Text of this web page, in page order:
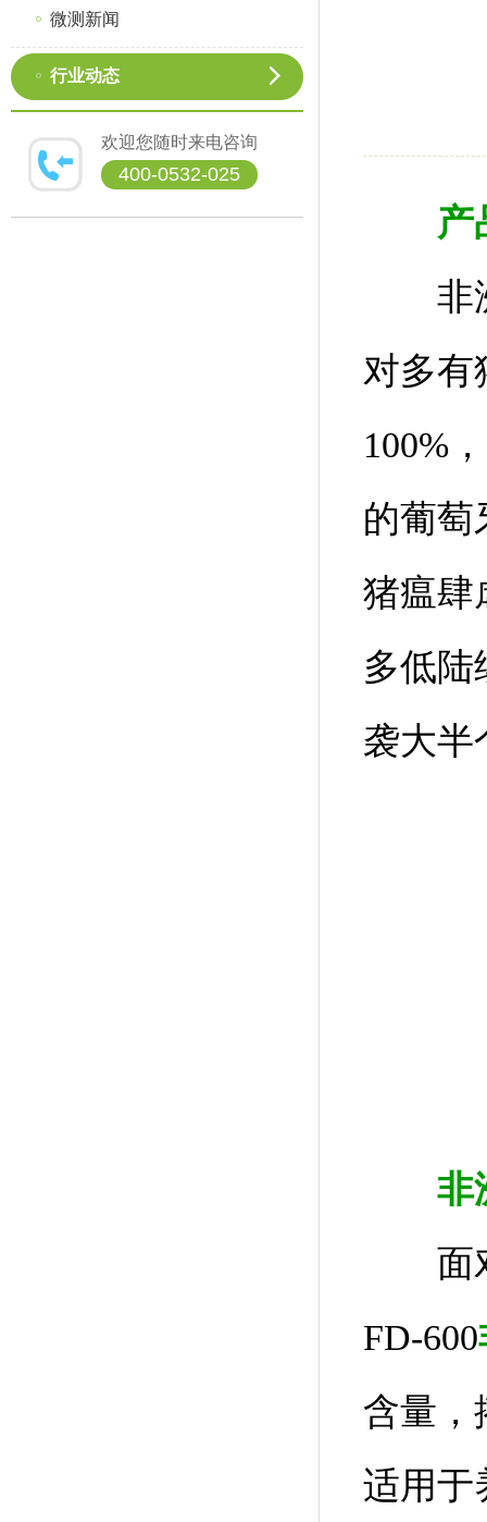
微测新闻
行业动态
欢迎您随时来电咨询
400-0532-025
产
非洲
对多有
100%
的葡萄
猪瘟肆
多低陆
袭大半
非
面对
FD-600
含量，
适用于